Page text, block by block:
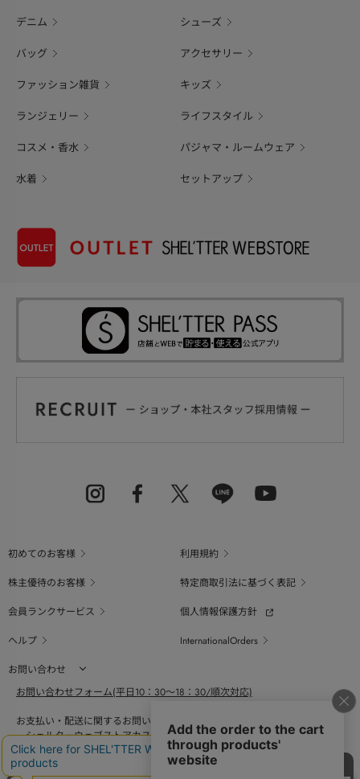
デニム シューズ
バッグ アクセサリー
ファッション雑貨 キッズ
ランジェリー ライフスタイル
コスメ・香水 パジャマ・ルームウェア
水着 セットアップ
初めてのお客様
利用規約
株主優待のお客様
特定商取引法に基づく表記
会員ランクサービス
個人情報保護方針
ヘルプ
InternationalOrders
お問い合わせ
お問い合わせフォーム(平日10：30～18：30/順次対応)
お支払い・配送に関するお問い合わせ（平日10：30～18：00）
シェルターウェブストアカスタマーセンター
0800-123-6820
商品の素材、サイズ、仕様等に関するお問い合せ（平日10：30～18：00）